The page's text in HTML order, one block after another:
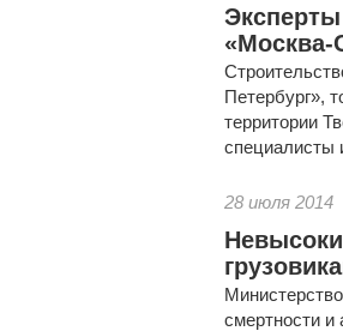
«Москва-
Петербург»,
территории
специалисты
28 июля 2014
смертности и